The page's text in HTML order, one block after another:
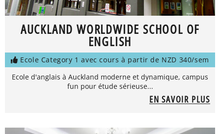
AUCKLAND WORLDWIDE SCHOOL OF
ENGLISH
Ecole Category 1 avec cours à partir de NZD 340/sem
Ecole d'anglais à Auckland moderne et dynamique, campus
fun pour étude sérieuse...
EN SAVOIR PLUS